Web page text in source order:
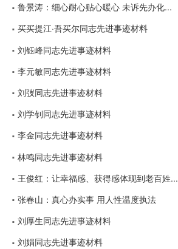
鲁景涛：细心耐心贴心暖心 未诉先办化...
买买提江·吾买尔同志先进事迹材料
刘钰峰同志先进事迹材料
李元敏同志先进事迹材料
刘弢同志先进事迹材料
刘学钊同志先进事迹材料
李金同志先进事迹材料
林鸣同志先进事迹材料
王俊红：让幸福感、获得感体现到老百姓...
张春山：真心办实事 用人性温度执法
刘厚生同志先进事迹材料
刘娟同志先进事迹材料